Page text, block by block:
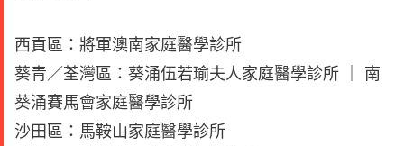
西貢區：將軍澳南家庭醫學診所
葵青／荃灣區：葵涌伍若瑜夫人家庭醫學診所 ｜ 南
葵涌賽馬會家庭醫學診所
沙田區：馬鞍山家庭醫學診所